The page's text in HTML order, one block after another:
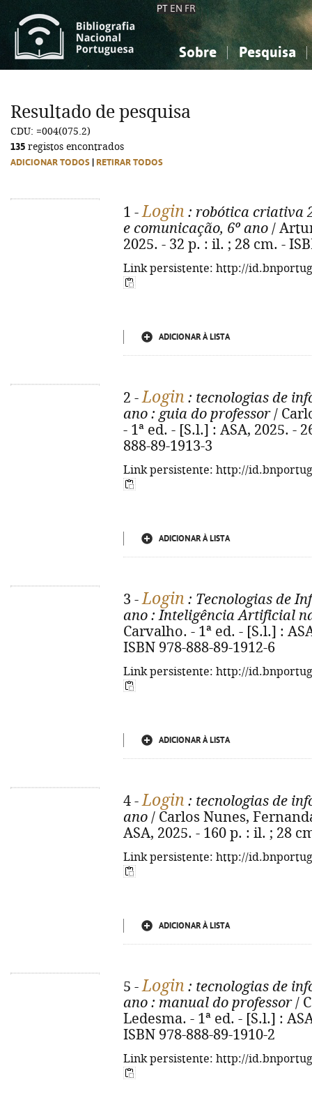
PT EN FR
Sobre Pesquisa
Ciências sociais...
Ciências sociais...
Resultado de pesquisa
CDU: =004(075.2)
135 registos encontrados
ADICIONAR TODOS RETIRAR TODOS
1 -Login : robótica criativa
e comunicação, 6º ano /
2025. - 32 p. : il. ; 28 cm. -
Link persistente: http://
ADICIONAR À LISTA
2 -Login : tecnologias de
ano : guia do professor/
- 1ª ed. - [S.l.] : ASA, 2025. -
888-89-1913-3
Link persistente: http://
ADICIONAR À LISTA
3 -Login : Tecnologias de
ano : Inteligência Artificial
Carvalho. - 1ª ed. - [S.l.] :
ISBN 978-888-89-1912-6
Link persistente: http://
ADICIONAR À LISTA
4 -Login : tecnologias de
ano / Carlos Nunes,
ASA, 2025. - 160 p. : il. ; 28
Link persistente: http://
ADICIONAR À LISTA
5 -Login : tecnologias de
ano : manual do professor/
Ledesma. - 1ª ed. - [S.l.] :
ISBN 978-888-89-1910-2
Link persistente: http://